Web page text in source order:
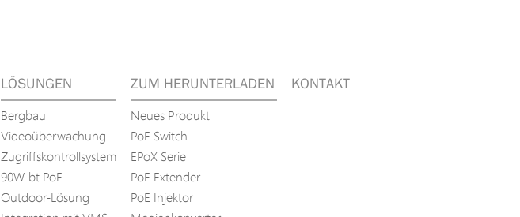
LÖSUNGEN
Bergbau
Videoüberwachung
Zugriffskontrollsystem
90W bt PoE
Outdoor-Lösung
ZUM HERUNTERLADEN
Neues Produkt
PoE Switch
EPoX Serie
PoE Extender
PoE Injektor
KONTAKT